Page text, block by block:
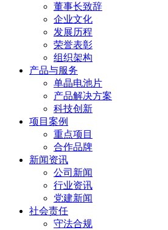
董事长致辞
企业文化
发展历程
荣誉表彰
组织架构
产品与服务
单晶电池片
产品解决方案
科技创新
项目案例
重点项目
合作品牌
新闻资讯
公司新闻
行业资讯
党建新闻
社会责任
守法合规